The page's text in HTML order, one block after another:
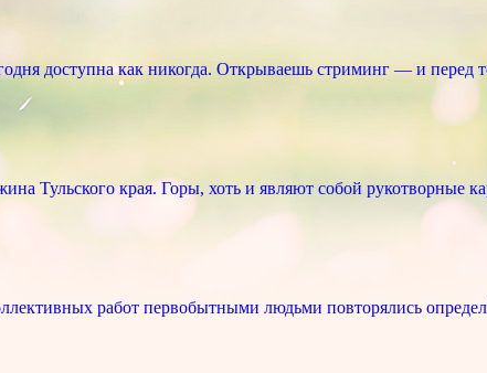
доступна как никогда. Открываешь стриминг — и
Тульского края. Горы, хоть и являют собой рукотворные
работ первобытными людьми повторялись